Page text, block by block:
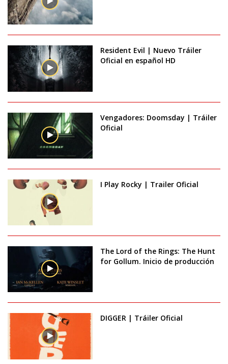
Resident Evil | Nuevo Tráiler
Oficial en español HD
Vengadores: Doomsday | Tráiler
Oficial
I Play Rocky | Trailer Oficial
The Lord of the Rings: The Hunt
for Gollum. Inicio de producción
DIGGER | Tráiler Oficial